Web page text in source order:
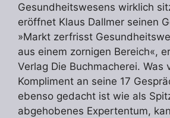
Gesundheitswesens wirklich
eröffnet Klaus Dallmer seinen
»Markt zerfrisst
aus einem zornigen Bereich«,
Verlag Die Buchmacherei. Was
Kompliment an seine 17
ebenso gedacht ist wie als
abgehobenes Expertentum,